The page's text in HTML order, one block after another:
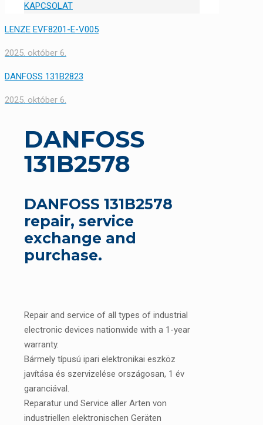
KAPCSOLAT
LENZE EVF8201-E-V005
2025. október 6.
DANFOSS 131B2823
2025. október 6.
DANFOSS
131B2578
DANFOSS 131B2578
repair, service
exchange and
purchase.
Repair and service of all types of industrial
electronic devices nationwide with a 1-year
warranty.
Bármely típusú ipari elektronikai eszköz
javítása és szervizelése országosan, 1 év
garanciával.
Reparatur und Service aller Arten von
industriellen elektronischen Geräten